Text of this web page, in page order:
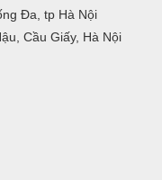
Đa, tp Hà Nội
Cầu Giấy, Hà Nội